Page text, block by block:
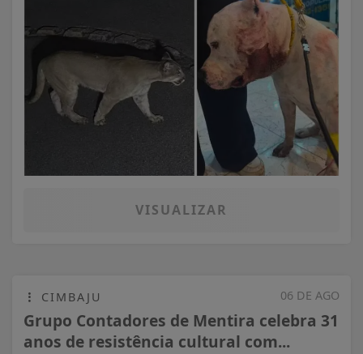
VISUALIZAR
06 DE AGO
CIMBAJU
Grupo Contadores de Mentira celebra 31
anos de resistência cultural com...